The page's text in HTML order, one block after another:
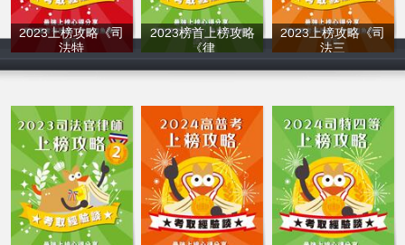
2023上榜攻略《司
法特
讀家補習班
2023榜首上榜攻略
《律
讀家補習班
2023上榜攻略《司
法三
讀家補習班